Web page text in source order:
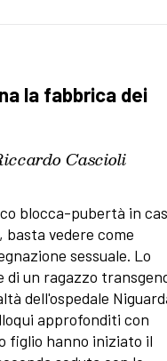
la fabbrica dei
Cascioli
blocca-pubertà in
vedere come
sessuale. Lo
di un ragazzo
dell'ospedale
approfonditi con
figlio hanno iniziato il